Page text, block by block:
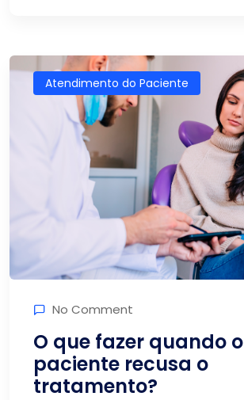
Atendimento do Paciente
No Comment
O que fazer quando o
paciente recusa o
tratamento?